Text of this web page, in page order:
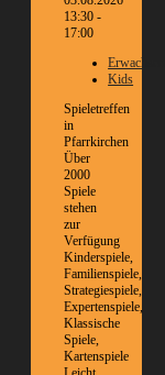
13:30 -
17:00
Erwachsene
Kids
Spieletreffen
in
Pfarrkirchen
Über
2000
Spiele
stehen
zur
Verfügung
Kinderspiele,
Familienspiele,
Strategiespiele,
Expertenspiele,
Klassische
Spiele,
Kartenspiele